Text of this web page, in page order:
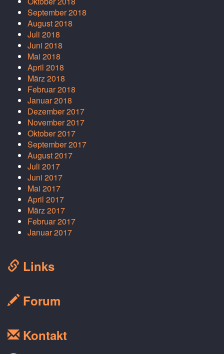
September 2018
August 2018
Juli 2018
Juni 2018
Mai 2018
April 2018
März 2018
Februar 2018
Januar 2018
Dezember 2017
November 2017
Oktober 2017
September 2017
August 2017
Juli 2017
Juni 2017
Mai 2017
April 2017
März 2017
Februar 2017
Januar 2017
Links
Forum
Kontakt